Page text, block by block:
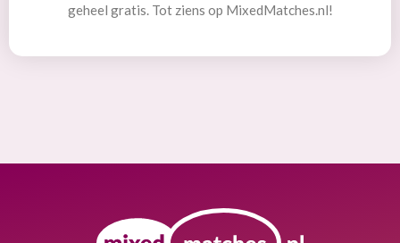
geheel gratis. Tot ziens op MixedMatches.nl!